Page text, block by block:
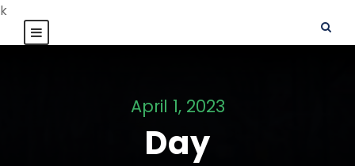
k
April 1, 2023
Day